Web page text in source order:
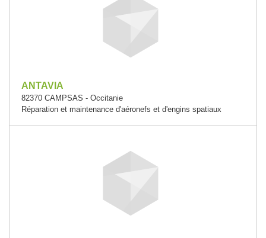
ANTAVIA
82370 CAMPSAS - Occitanie
Réparation et maintenance d'aéronefs et d'engins spatiaux